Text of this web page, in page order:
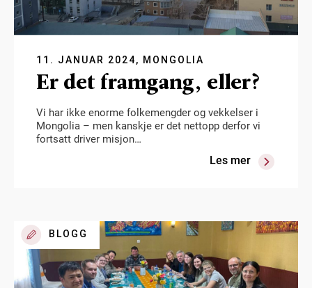
11. JANUAR 2024, MONGOLIA
Er det framgang, eller?
Vi har ikke enorme folkemengder og vekkelser i
Mongolia – men kanskje er det nettopp derfor vi
fortsatt driver misjon…
Les mer
BLOGG